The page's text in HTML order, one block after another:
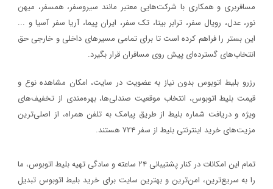
مسافربری و همکاری با شرکت‌هایی معتبر مانند سیروسفر، همسفر، میهن‌
نور، عدل، رویال سفر، ترابر بیتا، تک سفر، ایران پیما، آریا سفر آسیا و ...
این بستر را فراهم کرده است تا برای تمامی مسیرهای داخلی و خارجی حق
انتخاب‌های گسترده‌ای پیش روی مسافران قرار بگیرد.
رزرو بلیط اتوبوس بدون نیاز به عضویت در سایت، امکان مشاهده نوع و
قیمت بلیط اتوبوس، انتخاب موقعیت صندلی‌ها، بهره‌مندی از تخفیف‌های
ویژه و دریافت شماره‌ بلیط از طریق پیامک به تلفن همراه، از اصلی‌ترین
مزیت‌های خرید اینترنتی بلیط از سفر ۷۲۴ هستند.
تمام این امکانات در کنار پشتیبانی‌ ۲۴ ساعته و سادگی تهیه بلیط اتوبوس، ما
را به سریع‌ترین، امن‌ترین و بهترین سایت برای خرید بلیط اتوبوس تبدیل